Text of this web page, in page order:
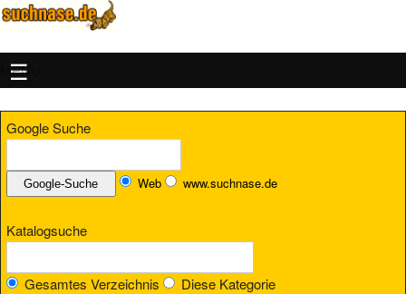
MENU
Google Suche
Web www.suchnase.de
Katalogsuche
Gesamtes Verzeichnis Diese Kategorie